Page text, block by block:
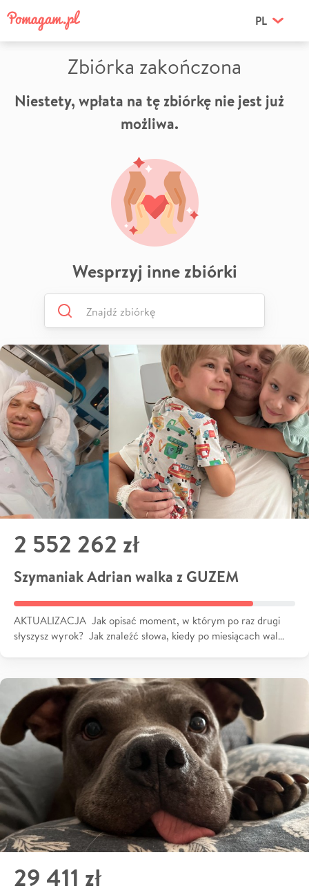
PL
Zbiórka zakończona
Niestety, wpłata na tę zbiórkę nie jest już
możliwa.
Wesprzyj inne zbiórki
2 552 262 zł
Szymaniak Adrian walka z GUZEM
AKTUALIZACJA Jak opisać moment, w którym po raz drugi
słyszysz wyrok? Jak znaleźć słowa, kiedy po miesiącach wal…
29 411 zł